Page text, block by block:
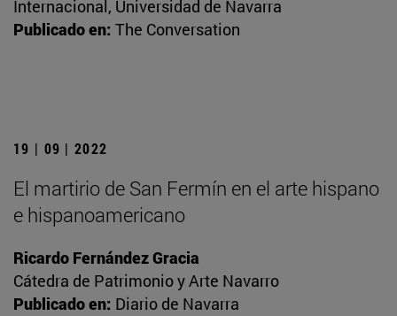
Internacional, Universidad de Navarra
Publicado en: The Conversation
19 | 09 | 2022
El martirio de San Fermín en el arte hispano
e hispanoamericano
Ricardo Fernández Gracia
Cátedra de Patrimonio y Arte Navarro
Publicado en: Diario de Navarra